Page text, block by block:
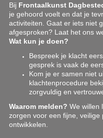
Bij Frontaalkunst
je gehoord voelt en dat je
activiteiten. Gaat er iets niet
afgesproken? Laat het ons
Wat kun je doen?
Bespreek je klacht
gesprek is vaak de
Kom je er samen niet
klachtenprocedure
zorgvuldig en
Waarom melden? We willen
zorgen voor een fijne,
ontwikkelen.